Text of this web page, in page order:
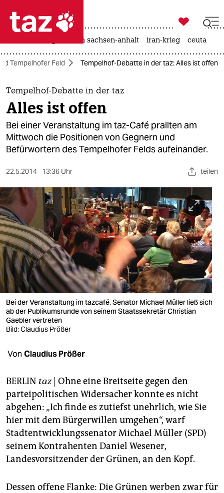
 taz zahl ich
taz zahl ich
themen
politik
öko
sport
berlin
nord
wahrheit
verlag
verlag
veranstaltungen
shop
unterstützen
abo
genossenschaft
epaper login

taz zahl ich
landtagswahl in sachsen-anhalt iran-krieg ceuta
Tempelhofer Feld Tempelhof-Debatte in der taz: Alles ist offen
Tempelhof-Debatte in der taz
Alles ist offen
Bei einer Veranstaltung im taz-Café prallten am
Mittwoch die Positionen von Gegnern und
Befürwortern des Tempelhofer Felds aufeinander.
22.5.2014 13:36 Uhr teilen
Bei der Veranstaltung im tazcafé. Senator Michael Müller ließ sich
ab der Publikumsrunde von seinem Staatssekretär Christian
Gaebler vertreten
Bild: Claudius Prößer
Von Claudius Prößer
BERLIN taz| Ohne eine Breitseite gegen den
parteipolitischen Widersacher konnte es nicht
abgehen: „Ich finde es zutiefst unehrlich, wie Sie
hier mit dem Bürgerwillen umgehen“, warf
Stadtentwicklungssenator Michael Müller (SPD)
seinem Kontrahenten Daniel Wesener,
Landesvorsitzender der Grünen, an den Kopf.
Dessen offene Flanke: Die Grünen werben zwar für